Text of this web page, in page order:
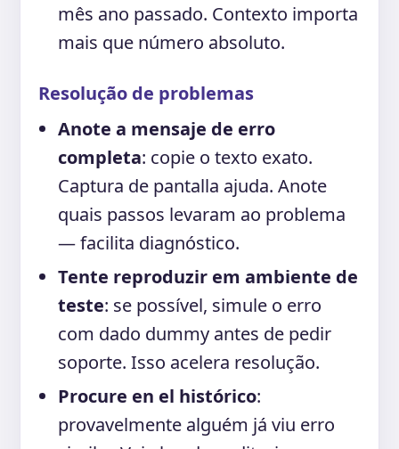
mês ano passado. Contexto importa
mais que número absoluto.
Resolução de problemas
Anote a mensaje de erro
completa: copie o texto exato.
Captura de pantalla ajuda. Anote
quais passos levaram ao problema
— facilita diagnóstico.
Tente reproduzir em ambiente de
teste: se possível, simule o erro
com dado dummy antes de pedir
soporte. Isso acelera resolução.
Procure en el histórico:
provavelmente alguém já viu erro